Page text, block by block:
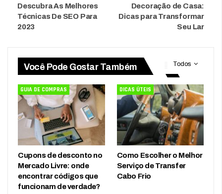
Descubra As Melhores
Técnicas De SEO Para
2023
Decoração de Casa:
Dicas para Transformar
Seu Lar
Todos
Você Pode Gostar Também
GUIA DE COMPRAS
Cupons de desconto no
Mercado Livre: onde
encontrar códigos que
funcionam de verdade?
DICAS ÚTEIS
Como Escolher o Melhor
Serviço de Transfer
Cabo Frio